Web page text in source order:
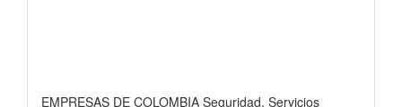
EMPRESAS DE COLOMBIA Seguridad, Servicios